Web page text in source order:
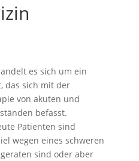
es sich um ein
das sich mit der
von akuten und
befasst.
Patienten sind
wegen eines schweren
sind oder aber